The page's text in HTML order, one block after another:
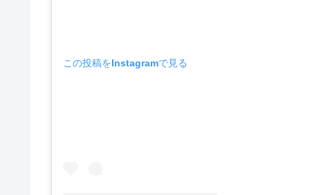
この投稿をInstagramで見る